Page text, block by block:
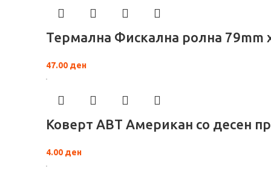
Термална Фискална ролна 79mm
47.00 ден
Коверт АВТ Американ со десен
4.00 ден